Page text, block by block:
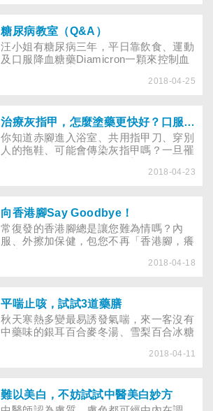
本院所照顧的糖尿病兒童增加的非常快，
因為糖尿病似乎是老人的病，每位家屬都
會問我：「為什麼我的孩子（甚至有1~2
歲小孩）會得到糖尿病」。
糖尿病教室（Q&A）
汪小姐有糖尿病三年，平日靠飲食、運動
及口服降血糖藥Diamicron一顆來控制血
下，飯後2小時168mg／dl（平均），最
藥的劑量嗎？A：汪小姐接受口服降血糖
藥治療，是屬於非胰島素依賴型糖尿病
患，根據中華民國糖尿病學會的標準（表
一），控制良好的血漿血糖值飯前為110
～140mg／dl，飯後兩小時為140～
食控制，依然無法使血糖降低，就需要增
加口服降血糖藥的劑量。通常糖尿病患應
該將血糖控制在理想或良好範圍，至於65
歲以上的老年人，由於低血糖症狀不明
顯，所以控制在良好範圍即可，不必過分
2018-04-25
治療灰指甲，怎麼塗藥更快好？口服藥、外用藥又差在哪？
你知道赤腳進入浴室、共用指甲刀、穿別
人的拖鞋、可能會傳染灰指甲嗎？一旦罹
黑、外觀變醜，嚴重時還可能併發「蜂窩
中有1/3、約50多萬人是遭家人傳染，傳
染途徑就是「經常和家人共用指甲刀」、
「共穿拖鞋」或「赤腳走進浴室」。想要
根治，可要用對方法！
2018-04-23
向香港腳Say Goodbye！
常復發的香港腳總是讓您難為情嗎？內
服、外擦加保健，包您不再「香港腳，癢
2018-04-18
平喘止咳，試試3道藥膳
秋天寒熱多變最易誘發氣喘，來一客沒有
中藥味的銀耳百合麥冬湯、雪梨百合冰糖
2018-04-11
難以美白，不妨試試中醫美白妙方